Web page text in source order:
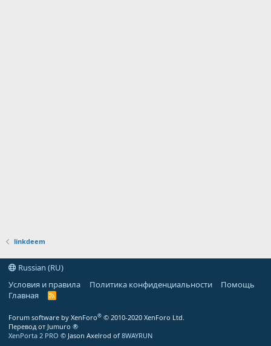
linkdeem
Russian (RU)
Условия и правила
Политика конфиденциальности
Помощь
Главная
R
Forum software by XenForo® © 2010-2020 XenForo Ltd.
Перевод от Jumuro ®
XenPorta 2 PRO © Jason Axelrod of 8WAYRUN